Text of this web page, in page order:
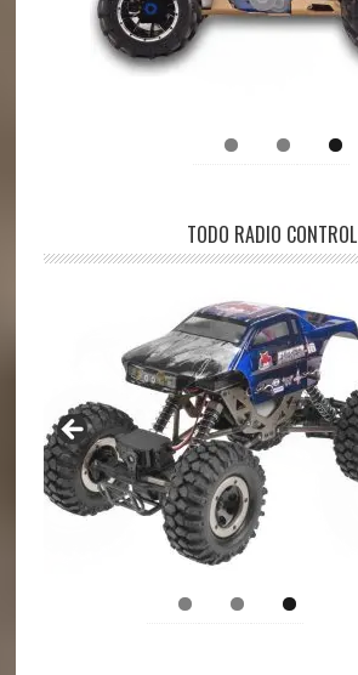
TODO RADIO CONTROL